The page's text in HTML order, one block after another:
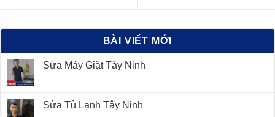
BÀI VIẾT MỚI
Sửa Máy Giặt Tây Ninh
Sửa Tủ Lạnh Tây Ninh